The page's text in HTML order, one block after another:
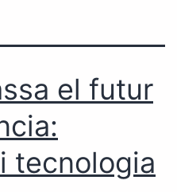
el futur
tecnologia